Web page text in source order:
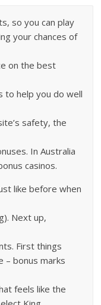
so you can play
your chances of
on the best
to help you do well
safety, the
In Australia
casinos.
like before when
Next up,
First things
– bonus marks
feels like the